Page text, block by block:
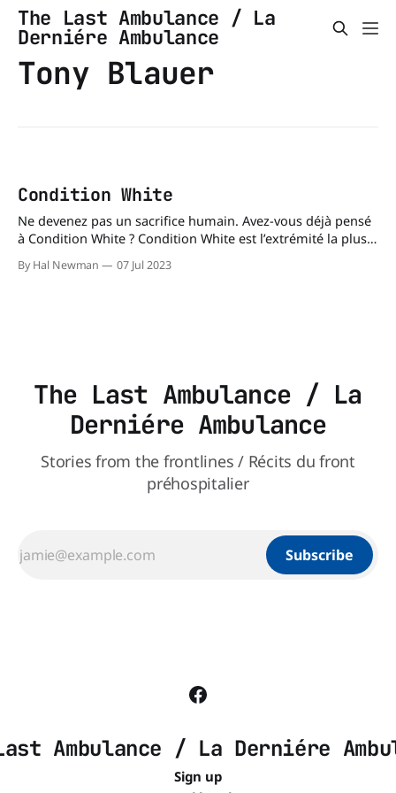
The Last Ambulance / La
Derniére Ambulance
Tony Blauer
Condition White
Ne devenez pas un sacrifice humain. Avez-vous déjà pensé
à Condition White ? Condition White est l’extrémité la plus
basse du spectre de la conscience mentale développé par
l’instructeur de tir des forces de l’ordre américaines Jeff
By Hal Newman 07 Jul 2023
The Last Ambulance / La
Derniére Ambulance
Stories from the frontlines / Récits du front
préhospitalier
Subscribe
Ambulance / La Derniére
Sign up